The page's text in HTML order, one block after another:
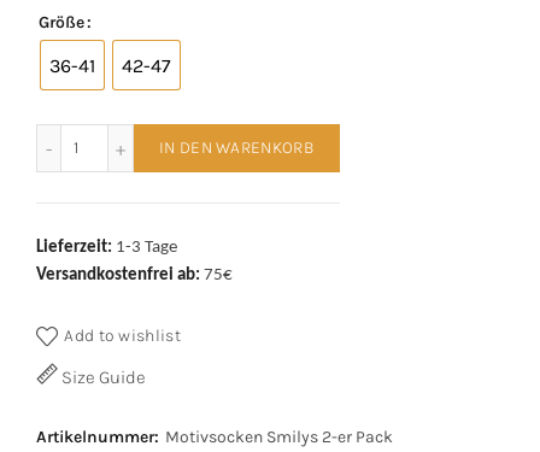
Größe
36-41 42-47
IN DEN WARENKORB
Lieferzeit: 1-3 Tage
Versandkostenfrei ab: 75€
Add to wishlist
Size Guide
Artikelnummer: Motivsocken Smilys 2-er Pack